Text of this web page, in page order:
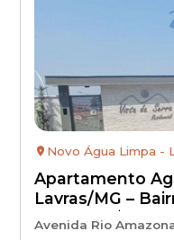
Novo Água Limpa -
Apartamento
Lavras/MG –
Aluguel R$ 800
Avenida Rio